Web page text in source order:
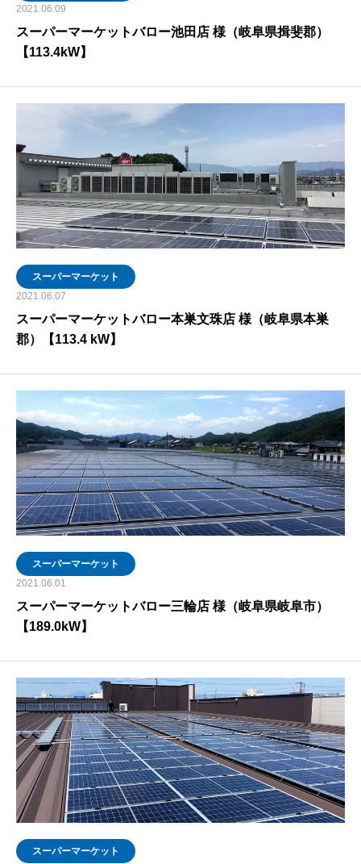
2021.06.09
スーパーマーケットバロー池田店 様（岐阜県揖斐郡）
【113.4kW】
スーパーマーケット
2021.06.07
スーパーマーケットバロー本巣文珠店 様（岐阜県本巣
郡）【113.4 kW】
スーパーマーケット
2021.06.01
スーパーマーケットバロー三輪店 様（岐阜県岐阜市）
【189.0kW】
スーパーマーケット